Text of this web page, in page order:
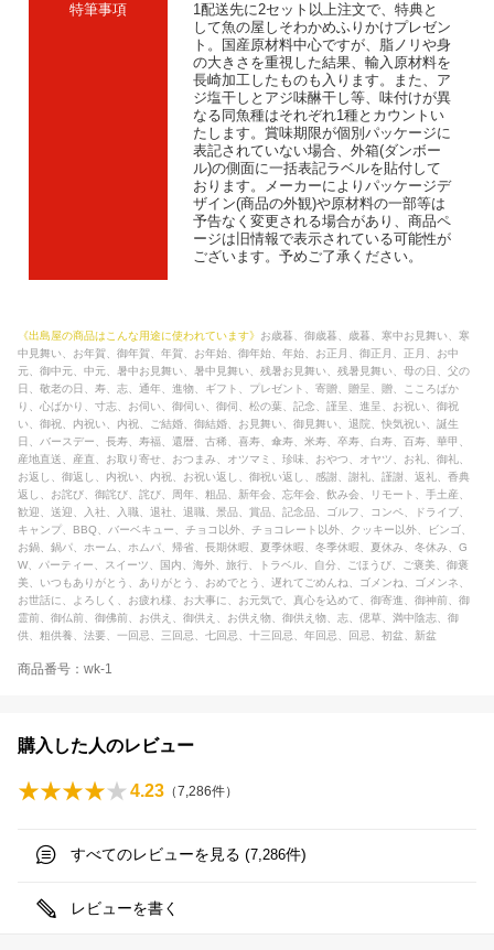
特筆事項
1配送先に2セット以上注文で、特典と
して魚の屋しそわかめふりかけプレゼン
ト。国産原材料中心ですが、脂ノリや身
の大きさを重視した結果、輸入原材料を
長崎加工したものも入ります。また、ア
ジ塩干しとアジ味醂干し等、味付けが異
なる同魚種はそれぞれ1種とカウントい
たします。賞味期限が個別パッケージに
表記されていない場合、外箱(ダンボー
ル)の側面に一括表記ラベルを貼付して
おります。メーカーによりパッケージデ
ザイン(商品の外観)や原材料の一部等は
予告なく変更される場合があり、商品ペ
ージは旧情報で表示されている可能性が
ございます。予めご了承ください。
《出島屋の商品はこんな用途に使われています》 お歳暮、御歳暮、歳暮、寒中お見舞い、寒
中見舞い、お年賀、御年賀、年賀、お年始、御年始、年始、お正月、御正月、正月、お中
元、御中元、中元、暑中お見舞い、暑中見舞い、残暑お見舞い、残暑見舞い、母の日、父の
日、敬老の日、寿、志、通年、進物、ギフト、プレゼント、寄贈、贈呈、贈、こころばか
り、心ばかり、寸志、お伺い、御伺い、御伺、松の葉、記念、謹呈、進呈、お祝い、御祝
い、御祝、内祝い、内祝、ご結婚、御結婚、お見舞い、御見舞い、退院、快気祝い、誕生
日、バースデー、長寿、寿福、還暦、古稀、喜寿、傘寿、米寿、卒寿、白寿、百寿、華甲、
産地直送、産直、お取り寄せ、おつまみ、オツマミ、珍味、おやつ、オヤツ、お礼、御礼、
お返し、御返し、内祝い、内祝、お祝い返し、御祝い返し、感謝、謝礼、謹謝、返礼、香典
返し、お詫び、御詫び、詫び、周年、粗品、新年会、忘年会、飲み会、リモート、手土産、
歓迎、送迎、入社、入職、退社、退職、景品、賞品、記念品、ゴルフ、コンペ、ドライブ、
キャンプ、BBQ、バーベキュー、チョコ以外、チョコレート以外、クッキー以外、ビンゴ、
お鍋、鍋パ、ホーム、ホムパ、帰省、長期休暇、夏季休暇、冬季休暇、夏休み、冬休み、G
W、パーティー、スイーツ、国内、海外、旅行、トラベル、自分、ごほうび、ご褒美、御褒
美、いつもありがとう、ありがとう、おめでとう、遅れてごめんね、ゴメンね、ゴメンネ、
お世話に、よろしく、お疲れ様、お大事に、お元気で、真心を込めて、御寄進、御神前、御
霊前、御仏前、御佛前、お供え、御供え、お供え物、御供え物、志、偲草、満中陰志、御
供、粗供養、法要、一回忌、三回忌、七回忌、十三回忌、年回忌、回忌、初盆、新盆
商品番号：wk-1
購入した人のレビュー
4.23 （7,286件）
すべてのレビューを見る (7,286件)
レビューを書く